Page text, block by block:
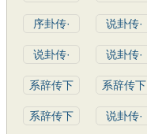
序卦传· 说卦传·
说卦传· 说卦传·
系辞传下 系辞传下
系辞传下 说卦传·